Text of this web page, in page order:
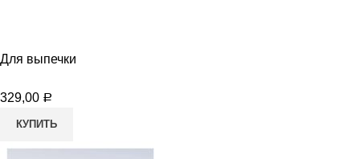
Для выпечки
329,00 Р
КУПИТЬ